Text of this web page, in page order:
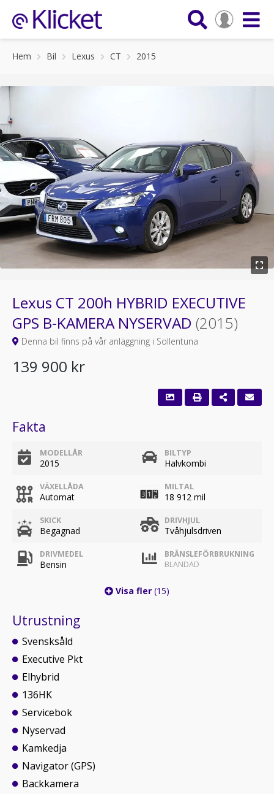
Hem Bil Lexus CT 2015
Lexus CT 200h HYBRID EXECUTIVE
GPS B-KAMERA NYSERVAD (2015)
Denna bil finns på vår anläggning i Sollentuna
139 900 kr
Fakta
MODELLÅR
2015
BILTYP
Halvkombi
VÄXELLÅDA
Automat
MILTAL
18 912 mil
SKICK
Begagnad
DRIVHJUL
Tvåhjulsdriven
DRIVMEDEL
Bensin
BRÄNSLEFÖRBRUKNING
BLANDAD
Visa fler (15)
Utrustning
Svensksåld
Executive Pkt
Elhybrid
136HK
Servicebok
Nyservad
Kamkedja
Navigator (GPS)
Backkamera